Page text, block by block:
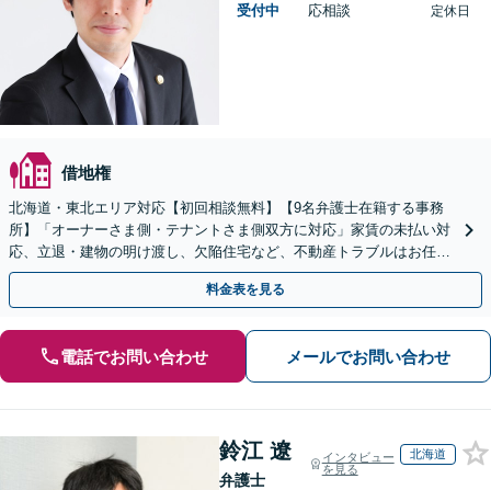
受付中
応相談
定休日
借地権
北海道・東北エリア対応【初回相談無料】【9名弁護士在籍する事務
所】「オーナーさま側・テナントさま側双方に対応」家賃の未払い対
応、立退・建物の明け渡し、欠陥住宅など、不動産トラブルはお任せ
ください「早期相談で損失を最小限に」
料金表を見る
電話でお問い合わせ メールでお問い合わせ
鈴江 遼
弁護士
インタビュー
を見る
北海道